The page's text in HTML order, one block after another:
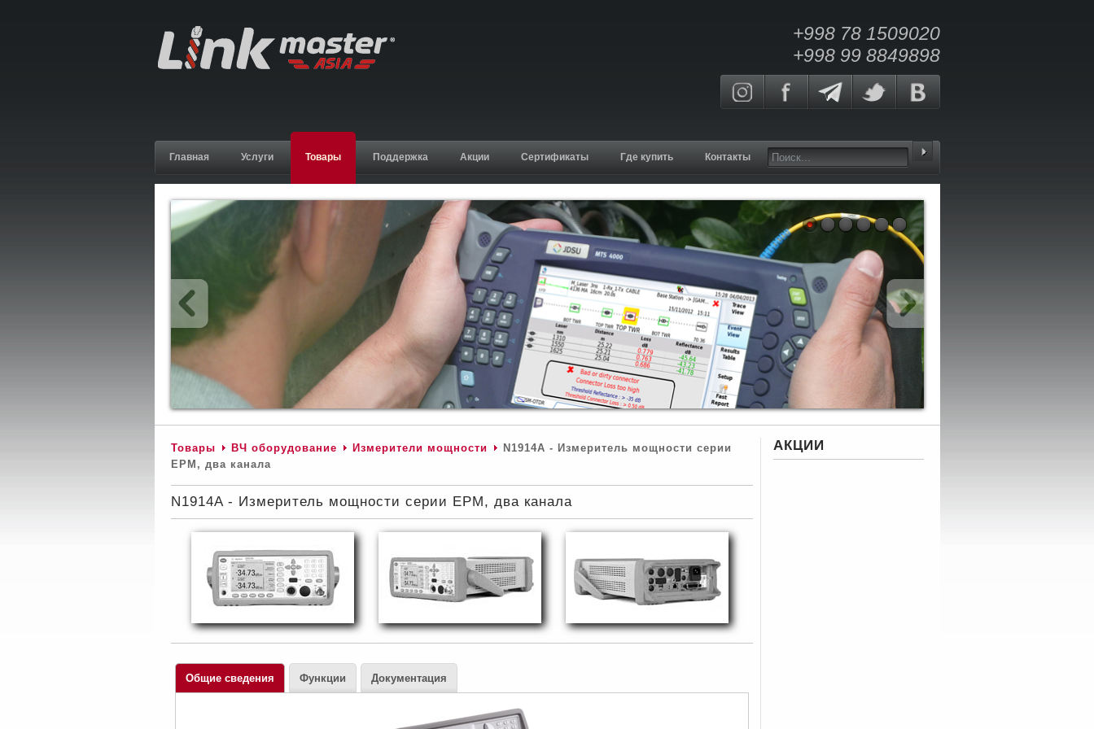
+998 78 1509020
+998 99 8849898
Главная Услуги Товары Поддержка Акции Сертификаты Где купить Контакты
Товары ВЧ оборудование Измерители мощности
N1914A - Измеритель мощности серии
EPM, два канала
N1914A - Измеритель мощности серии EPM, два канала
Общие сведения Функции Документация
АКЦИИ